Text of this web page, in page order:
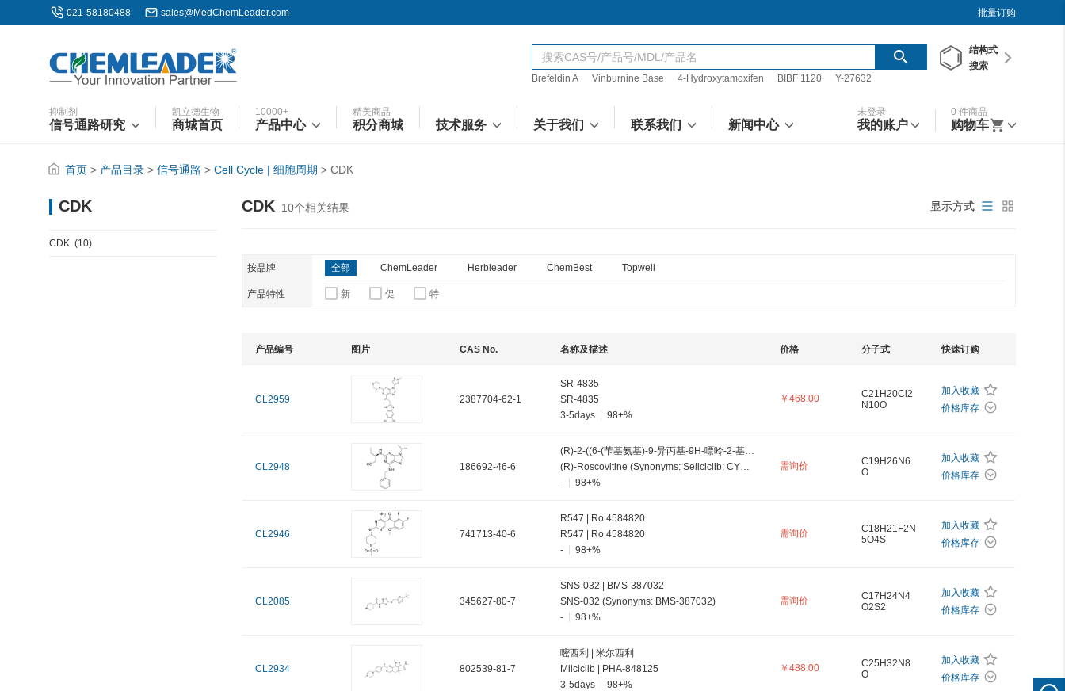
021-58180488 sales@MedChemLeader.com 批量订购
结构式
搜索
Brefeldin A
Vinburnine Base 4-Hydroxytamoxifen BIBF 1120 Y-27632
抑制剂
信号通路研究
凯立德生物
商城首页
10000+
产品中心
精美商品
积分商城 技术服务 关于我们 联系我们 新闻中心
未登录
我的账户
0 件商品
购物车
首页 > 产品目录 > 信号通路 > Cell Cycle | 细胞周期 > CDK
CDK
CDK (10)
CDK 10个相关结果 显示方式
按品牌 全部 ChemLeader Herbleader ChemBest Topwell
产品特性 新 促 特
产品编号 图片 CAS No. 名称及描述 价格 分子式 快速订购
CL2959 2387704-62-1
SR-4835
SR-4835
3-5days
98+%
￥468.00
C21H20Cl2
N10O
加入收藏
价格库存
CL2948 186692-46-6
(R)-2-((6-(苄基氨基)-9-异丙基-9H-嘌呤-2-基)氨基)丁-1-醇
(R)-Roscovitine (Synonyms: Seliciclib; CYC202,细胞周期蛋白B激酶抑制剂;塞利西利)
-
98+%
需询价
C19H26N6
O
加入收藏
价格库存
CL2946 741713-40-6
R547 | Ro 4584820
R547 | Ro 4584820
-
98+%
需询价
C18H21F2N
5O4S
加入收藏
价格库存
CL2085 345627-80-7
SNS-032 | BMS-387032
SNS-032 (Synonyms: BMS-387032)
-
98+%
需询价
C17H24N4
O2S2
加入收藏
价格库存
CL2934 802539-81-7
嘧西利 | 米尔西利
Milciclib | PHA-848125
3-5days
98+%
￥488.00
C25H32N8
O
加入收藏
价格库存